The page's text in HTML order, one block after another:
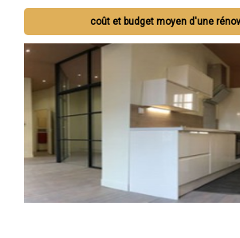
coût et budget moyen d'une